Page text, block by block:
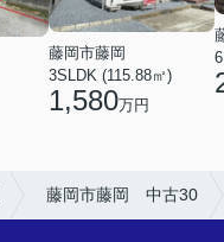
藤岡市藤岡
3SLDK (115.88㎡)
1,580万円
藤岡市藤岡 中古30